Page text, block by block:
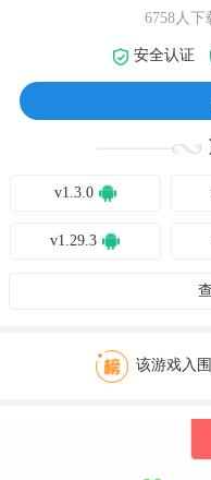
6758人下
安全认证
v1.3.0
v1.29.3
该游戏入